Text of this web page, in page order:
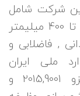
شرکت شامل
لوله و اتصالات پی وی سی از سایز 20 تا 400 میلیمتر
, فاضلابی و
ملی ایران
,استاندارد CE اروپا , گواهینامه ایزو 2015,9001 و